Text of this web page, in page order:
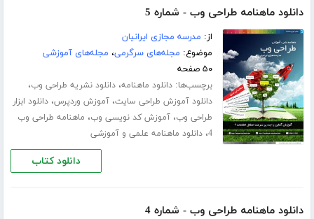
دانلود ماهنامه طراحی وب - شماره 5
از: مدرسه مجازی ایرانیان
موضوع: مجله‌های سرگرمی، مجله‌های آموزشی
۵۰ صفحه
برچسب‌ها:دانلود ماهنامه،دانلود نشریه طراحی وب،
دانلود آموزش طراحی سایت،آموزش وردپرس،دانلود ابزار
طراحی وب،آموزش کد نویسی وب، ماهنامه طراحی وب
4،دانلود ماهنامه علمی و آموزشی
دانلود کتاب
دانلود ماهنامه طراحی وب - شماره 4